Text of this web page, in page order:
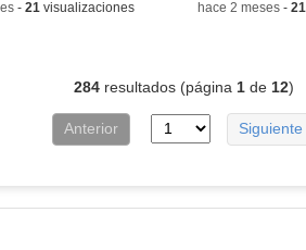
- 21 visualizaciones -hace 2 meses- 21
284resultados (página 1de 12)
Anterior Siguiente